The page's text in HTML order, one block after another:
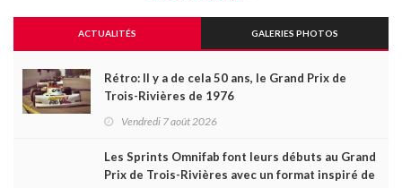
ACTUALITÉS GALERIES PHOTOS
Rétro: Il y a de cela 50 ans, le Grand Prix de
Trois-Rivières de 1976
Vendredi 7 août 2026
Les Sprints Omnifab font leurs débuts au Grand
Prix de Trois-Rivières avec un format inspiré de